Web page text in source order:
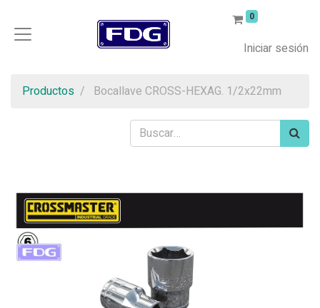
0
Iniciar sesión
Productos Bocallave CROSS-HEXAG. 1/2x22mm